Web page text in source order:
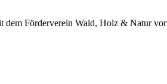
dem Förderverein Wald, Holz & Natur vor